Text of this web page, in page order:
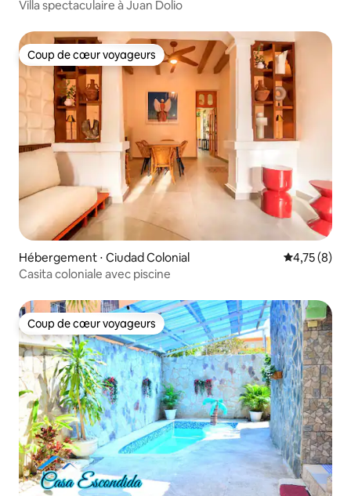
Villa spectaculaire à Juan Dolio
Coup de cœur voyageurs
Coup de cœur voyageurs
Hébergement ⋅ Ciudad Colonial Évaluation
4,75 (8)
Casita coloniale avec piscine
Coup de cœur voyageurs
Coup de cœur voyageurs